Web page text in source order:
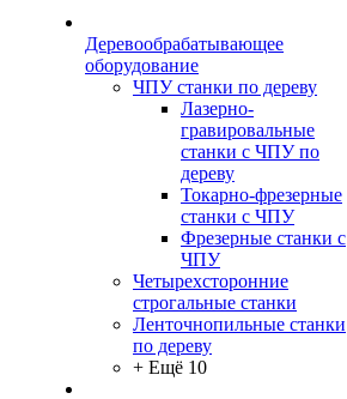
Деревообрабатывающее
оборудование
ЧПУ станки по дереву
Лазерно-
гравировальные
станки с ЧПУ по
дереву
Токарно-фрезерные
станки с ЧПУ
Фрезерные станки с
ЧПУ
Четырехсторонние
строгальные станки
Ленточнопильные станки
по дереву
+ Ещё 10